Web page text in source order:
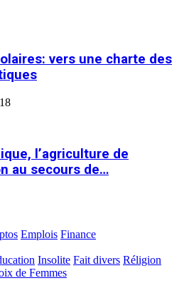
vers une charte des
l’agriculture de
au secours de…
Emplois Finance
Insolite Fait divers Réligion
de Femmes